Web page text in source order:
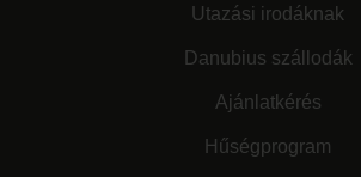
Utazási irodáknak
Danubius szállodák
Ajánlatkérés
Hűségprogram